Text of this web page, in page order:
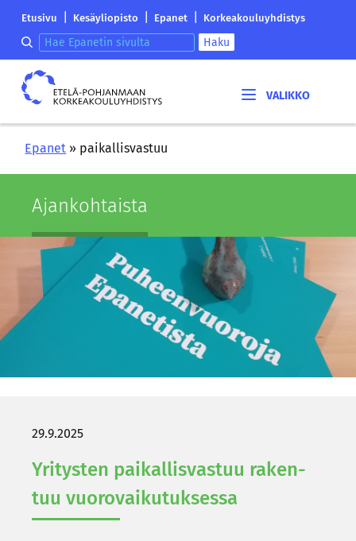
Etelä-
korkeakouluyhdistyksen
saapumissivu
Etusivu Kesäyliopisto Epanet Korkeakouluyhdistys
Hae epanetin sivulta Haku
Etelä-
Pohjanmaan
Epanet » paikallisvastuu
Ajan­koh­tais­ta
29.9.2025
Yri­tys­ten pai­kal­lis­vas­tuu ra­ken­
tuu vuo­ro­vai­ku­tuk­ses­sa